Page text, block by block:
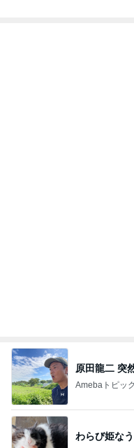
原田龍二 突
Amebaトピッ
わらび姫なう